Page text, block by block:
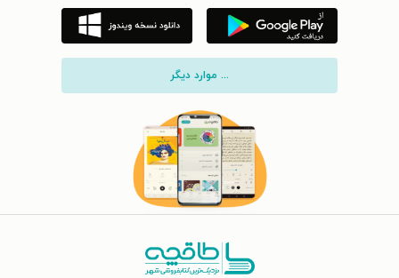
... موارد دیگر